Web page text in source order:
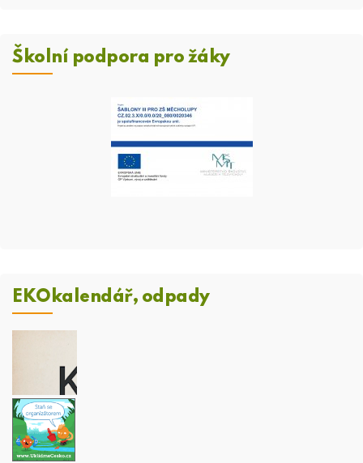
Školní podpora pro žáky
EKOkalendář, odpady